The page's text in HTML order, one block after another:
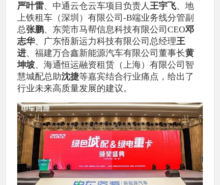
严叶雷、中通云仓云车项目负责人 王宇飞、地
上铁租车（深圳）有限公司-B端业务线分管副
总张鹏、东莞市马帮信息科技有限公司CEO邓
志华、广东悟新运力科技有限公司总经理王
进、福建万合鑫新能源汽车有限公司董事长黄
坤坡、海通恒运融资租赁（上海）有限公司智
慧城配总助沈捷等嘉宾结合行业痛点，给出了
行业未来高质量发展的建议。